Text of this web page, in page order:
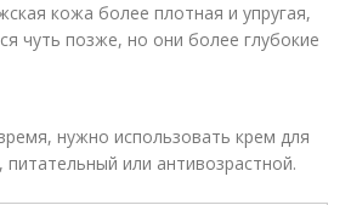
кожа более плотная и упругая,
чуть позже, но они более глубокие
нужно использовать крем для
или антивозрастной.